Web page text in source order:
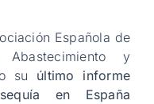
Española de
y
su último informe
en España